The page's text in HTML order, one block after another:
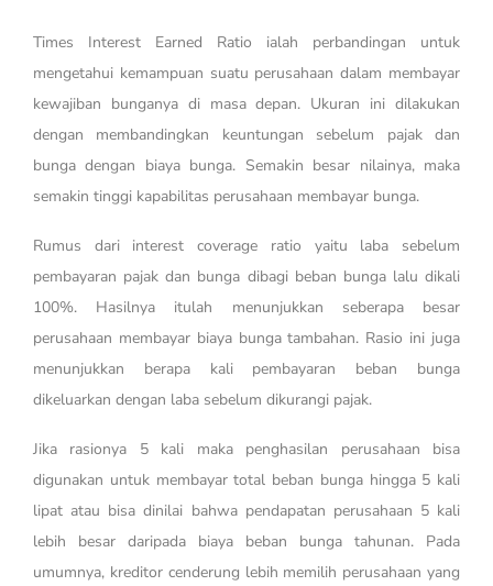
Times Interest Earned Ratio ialah perbandingan untuk
mengetahui kemampuan suatu perusahaan dalam membayar
kewajiban bunganya di masa depan. Ukuran ini dilakukan
dengan membandingkan keuntungan sebelum pajak dan
bunga dengan biaya bunga. Semakin besar nilainya, maka
semakin tinggi kapabilitas perusahaan membayar bunga.
Rumus dari interest coverage ratio yaitu laba sebelum
pembayaran pajak dan bunga dibagi beban bunga lalu dikali
100%. Hasilnya itulah menunjukkan seberapa besar
perusahaan membayar biaya bunga tambahan. Rasio ini juga
menunjukkan berapa kali pembayaran beban bunga
dikeluarkan dengan laba sebelum dikurangi pajak.
Jika rasionya 5 kali maka penghasilan perusahaan bisa
digunakan untuk membayar total beban bunga hingga 5 kali
lipat atau bisa dinilai bahwa pendapatan perusahaan 5 kali
lebih besar daripada biaya beban bunga tahunan. Pada
umumnya, kreditor cenderung lebih memilih perusahaan yang